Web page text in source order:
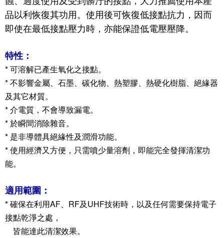
品以利恢復其功用。使用後可恢復低接點抗力，因而
即使在最低接點壓力時，亦能保證低電壓壓降。
特性：
* 可溶解已產生氧化之接點。
* 不影響金屬、石墨、碳化物、熱塑膠、熱硬化樹脂、絕緣器
及其它材質。
* 介電質，不會導致漏電。
* 於瞬間消除雜音。
* 是非導體具絕緣性及潤滑功能。
* 使用經濟又方便，只需噴少量溶劑，即能完全發揮清潔功
能。
適用範圍：
* 確保在利用AF、RF及UHF技術時，以及任何需要保持電子
接點乾淨之處，
皆能達此清潔效果。